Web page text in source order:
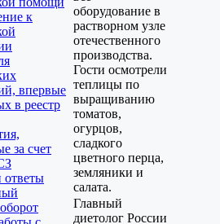
к
впервые
в реестр
за счет
оборудование в
растворном узле
отечественного
производства.
Гости осмотрели
теплицы по
выращиванию
томатов,
огурцов,
сладкого
цветного перца,
земляники и
салата.
Главный
диетолог России